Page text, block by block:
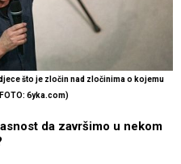
što je zločin nad zločinima o kojemu
6yka.com)
da završimo u nekom